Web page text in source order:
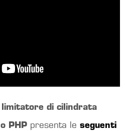
limitatore di cilindrata
PHP presenta le seguenti